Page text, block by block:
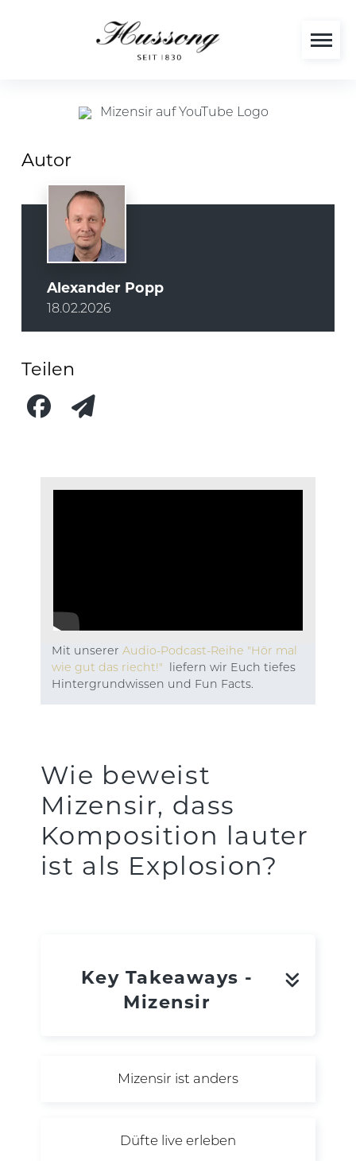
Autor
Alexander Popp
18.02.2026
Teilen
Mit unserer Audio-Podcast-Reihe "Hör mal
wie gut das riecht!" liefern wir Euch tiefes
Hintergrundwissen und Fun Facts.
Wie beweist
Mizensir, dass
Komposition lauter
ist als Explosion?
Key Takeaways -
Mizensir
Mizensir ist anders
Düfte live erleben